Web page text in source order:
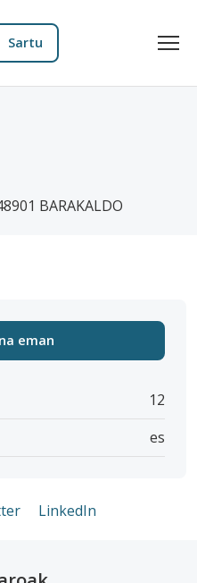
Sartu
BARAKALDO
eman
12
es
LinkedIn